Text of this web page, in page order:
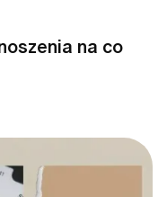
na co